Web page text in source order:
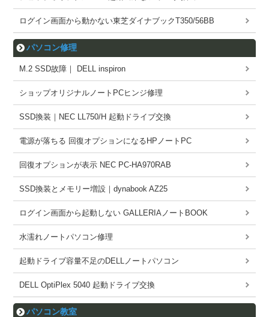
ログイン画面から動かない東芝ダイナブックT350/56BB
パソコン修理
M.2 SSD故障｜ DELL inspiron
ショップオリジナルノートPCヒンジ修理
SSD換装｜NEC LL750/H 起動ドライブ交換
電源が落ちる 回復オプションになるHPノートPC
回復オプションが表示 NEC PC-HA970RAB
SSD換装とメモリー増設｜dynabook AZ25
ログイン画面から起動しない GALLERIAノートBOOK
水濡れノートパソコン修理
起動ドライブ容量不足のDELLノートパソコン
DELL OptiPlex 5040 起動ドライブ交換
パソコン教室